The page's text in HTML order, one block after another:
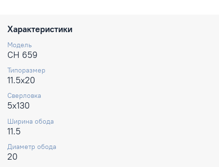
Характеристики
Модель
CH 659
Типоразмер
11.5x20
Сверловка
5x130
Ширина обода
11.5
Диаметр обода
20